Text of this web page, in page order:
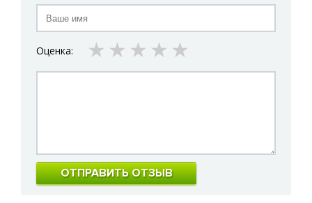
Оценка: 4 stars
3 stars
2 stars
1 star
ОТПРАВИТЬ ОТЗЫВ